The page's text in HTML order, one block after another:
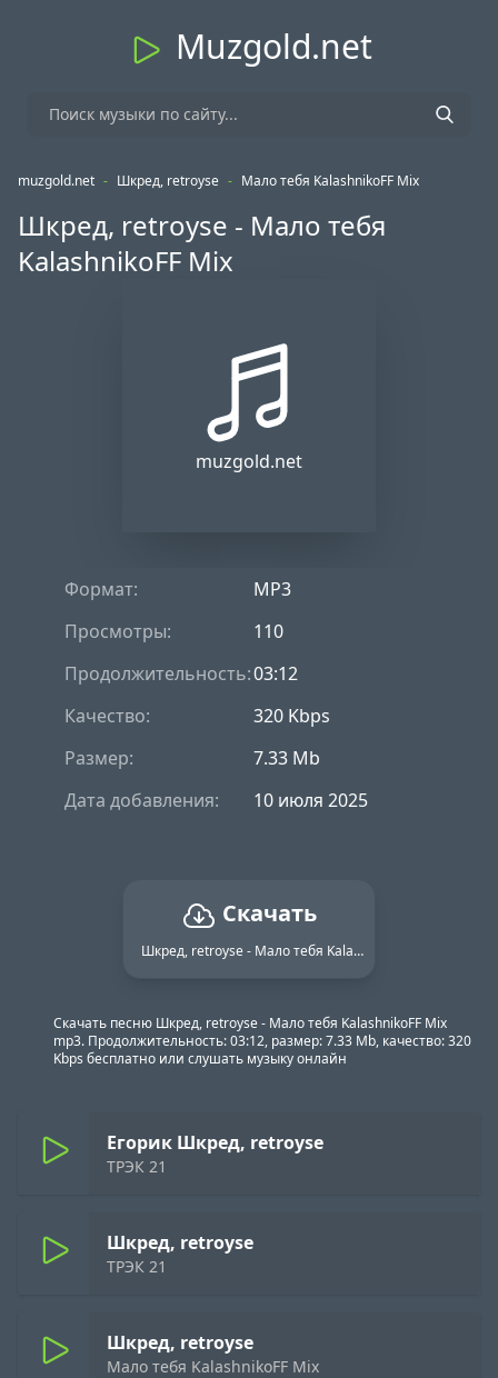
Muzgold.net
muzgold.net - Шкред, retroyse - Мало тебя KalashnikoFF Mix
Шкред, retroyse - Мало тебя
KalashnikoFF Mix
muzgold.net
Формат:
MP3
Просмотры:
110
Продолжительность:03:12
Качество:
320 Kbps
Размер:
7.33 Mb
Дата добавления:
10 июля 2025
Скачать
Шкред, retroyse - Мало тебя KalashnikoFF Mix
Скачать песню Шкред, retroyse - Мало тебя KalashnikoFF Mix
mp3. Продолжительность: 03:12, размер: 7.33 Mb, качество: 320
Kbps бесплатно или слушать музыку онлайн
Егорик Шкред, retroyse
ТРЭК 21
Шкред, retroyse
ТРЭК 21
Шкред, retroyse
Мало тебя KalashnikoFF Mix